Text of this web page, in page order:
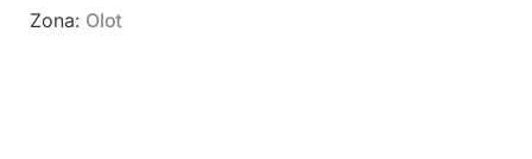
Zona: Olot